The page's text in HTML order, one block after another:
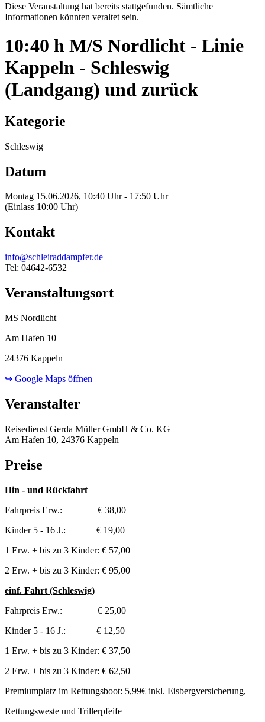
Diese Veranstaltung hat bereits stattgefunden. Sämtliche
Informationen könnten veraltet sein.
10:40 h M/S Nordlicht - Linie
Kappeln - Schleswig
(Landgang) und zurück
Kategorie
Schleswig
Datum
Montag 15.06.2026, 10:40 Uhr - 17:50 Uhr
(Einlass 10:00 Uhr)
Kontakt
info@schleiraddampfer.de
Tel: 04642-6532
Veranstaltungsort
MS Nordlicht
Am Hafen 10
24376 Kappeln
↪ Google Maps öffnen
Veranstalter
Reisedienst Gerda Müller GmbH & Co. KG
Am Hafen 10, 24376 Kappeln
Preise
Hin - und Rückfahrt
Fahrpreis Erw.: € 38,00
Kinder 5 - 16 J.: € 19,00
1 Erw. + bis zu 3 Kinder: € 57,00
2 Erw. + bis zu 3 Kinder: € 95,00
einf. Fahrt (Schleswig)
Fahrpreis Erw.: € 25,00
Kinder 5 - 16 J.: € 12,50
1 Erw. + bis zu 3 Kinder: € 37,50
2 Erw. + bis zu 3 Kinder: € 62,50
Premiumplatz im Rettungsboot: 5,99€ inkl. Eisbergversicherung,
Rettungsweste und Trillerpfeife